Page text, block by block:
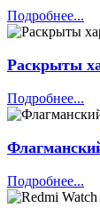
Подробнее...
Раскрыты
Подробнее...
Подробнее...